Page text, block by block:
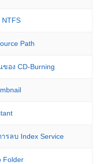
NTFS
Path
อง CD-Burning
รลบ Index Service
Folder